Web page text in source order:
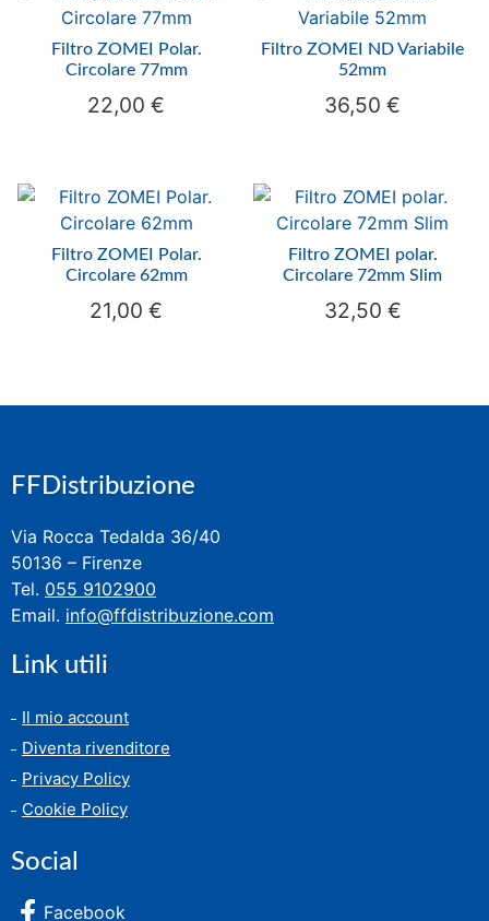
Filtro ZOMEI Polar.
Circolare 77mm
22,00€
Filtro ZOMEI ND Variabile
52mm
36,50€
Filtro ZOMEI Polar.
Circolare 62mm
21,00€
Filtro ZOMEI polar.
Circolare 72mm Slim
32,50 €
FFDistribuzione
Via Rocca Tedalda 36/40
50136 – Firenze
Tel. 055 9102900
Email. info@ffdistribuzione.com
Link utili
Il mio account
Diventa rivenditore
Privacy Policy
Cookie Policy
Social
Facebook